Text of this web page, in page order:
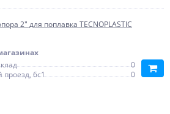
2" для поплавка TECNOPLASTIC
0
6с1
0